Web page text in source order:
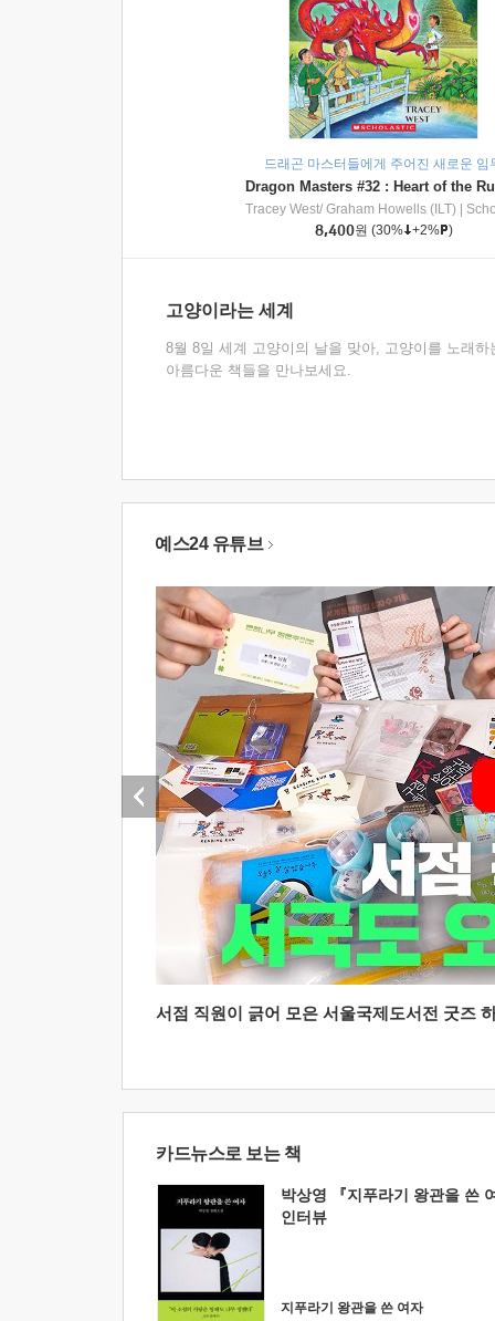
드래곤 마스터들에게 주어진 새로운 임
Tracey West/ Graham Howells (ILT)
8,400원 (30% +2% )
고양이라는 세계
8월 8일 세계 고양이의 날을 맞아, 고양이를 노래하
아름다운 책들을 만나보세요.
예스24 유튜브
서점 직원이 긁어 모은 서울국제도서전 굿즈
카드뉴스로 보는 책
박상영 『지푸라기 왕관을 쓴
인터뷰
지푸라기 왕관을 쓴 여자